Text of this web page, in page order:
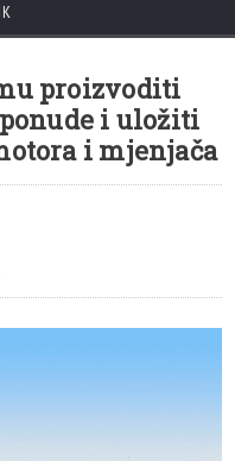
proizvoditi
i uložiti
i mjenjača